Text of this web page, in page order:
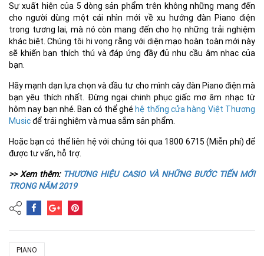
Sự xuất hiện của 5 dòng sản phẩm trên không những mang đến
cho người dùng một cái nhìn mới về xu hướng đàn Piano điện
trong tương lai, mà nó còn mang đến cho họ những trải nghiệm
khác biệt. Chúng tôi hi vọng rằng với diện mạo hoàn toàn mới này
sẽ khiến bạn thích thú và đáp ứng đầy đủ nhu cầu âm nhạc của
bạn.
Hãy mạnh dạn lựa chọn và đầu tư cho mình cây đàn Piano điện mà
bạn yêu thích nhất. Đừng ngại chinh phục giấc mơ âm nhạc từ
hôm nay bạn nhé. Bạn có thể ghé hệ thống cửa hàng Việt Thương
Musicđể trải nghiệm và mua sắm sản phẩm.
Hoặc bạn có thể liên hệ với chúng tôi qua 1800 6715 (Miễn phí) để
được tư vấn, hỗ trợ.
>> Xem thêm: THƯƠNG HIỆU CASIO VÀ NHỮNG BƯỚC TIẾN MỚI
TRONG NĂM 2019
PIANO